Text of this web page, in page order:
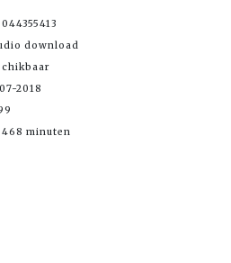
download
2018
468 minuten